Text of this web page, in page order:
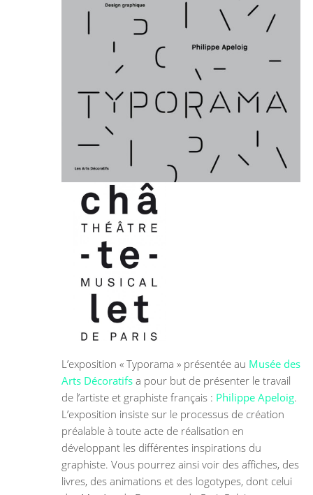
L’exposition « Typorama » présentée au Musée des
Arts Décoratifsa pour but de présenter le travail
de l’artiste et graphiste français : Philippe Apeloig.
L’exposition insiste sur le processus de création
préalable à toute acte de réalisation en
développant les différentes inspirations du
graphiste. Vous pourrez ainsi voir des affiches, des
livres, des animations et des logotypes, dont celui